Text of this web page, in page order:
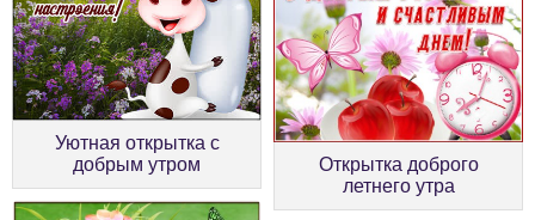
Уютная открытка с
добрым утром
Открытка доброго
летнего утра